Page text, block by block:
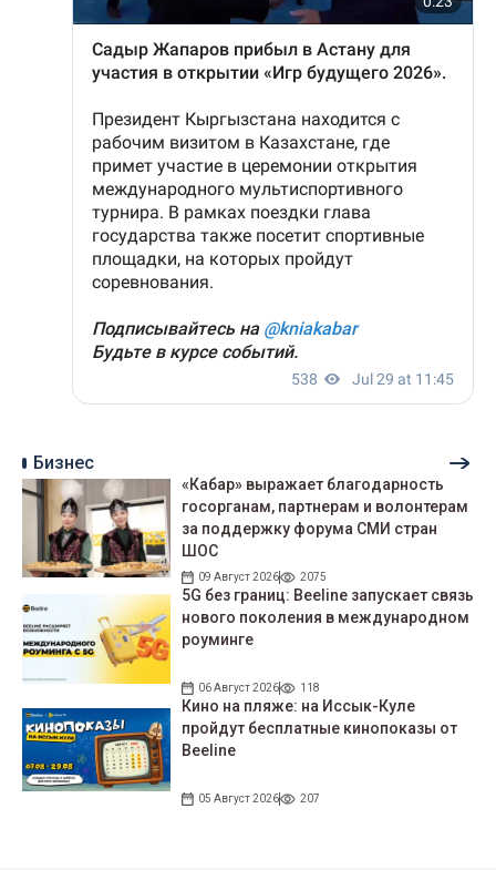
Бизнес
«Кабар» выражает благодарность
госорганам, партнерам и волонтерам
за поддержку форума СМИ стран
ШОС
09 Август 2026 2075
5G без границ: Beeline запускает связь
нового поколения в международном
роуминге
06 Август 2026 118
Кино на пляже: на Иссык-Куле
пройдут беcплатные кинопоказы от
Beeline
05 Август 2026 207